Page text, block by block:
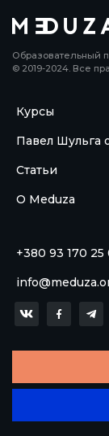
Образовательный
© 2019-2024. Все
Курсы
Павел Шульга
Статьи
О Meduza
+380 93 170 25